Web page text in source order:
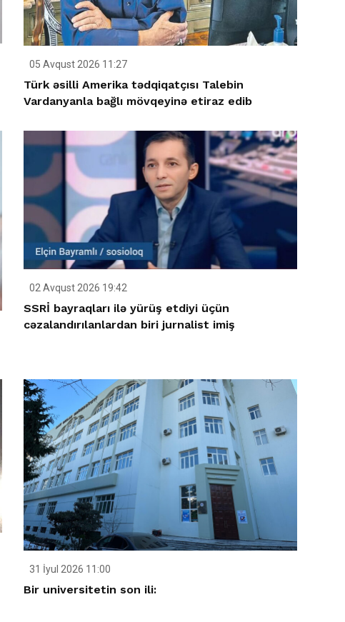
05 Avqust 2026 11:27
Türk əsilli Amerika tədqiqatçısı Talebin
Vardanyanla bağlı mövqeyinə etiraz edib
02 Avqust 2026 19:42
SSRİ bayraqları ilə yürüş etdiyi üçün
cəzalandırılanlardan biri jurnalist imiş
31 İyul 2026 11:00
Bir universitetin son ili: